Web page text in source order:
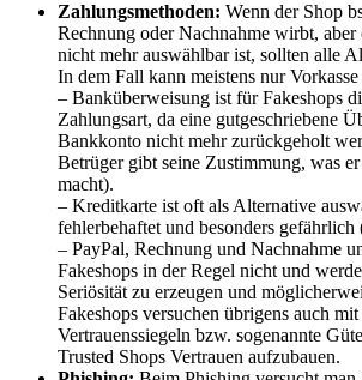
Zahlungsmethoden: Wenn der Shop
Rechnung oder Nachnahme wirbt, aber
nicht mehr auswählbar ist, sollten alle
In dem Fall kann meistens nur
– Banküberweisung ist für Fakeshops
Zahlungsart, da eine gutgeschriebene
Bankkonto nicht mehr zurückgeholt
Betrüger gibt seine Zustimmung, was
macht).
– Kreditkarte ist oft als Alternative
fehlerbehaftet und besonders
– PayPal, Rechnung und Nachnahme
Fakeshops in der Regel nicht und
Seriösität zu erzeugen und
Fakeshops versuchen übrigens auch
Vertrauenssiegeln bzw. sogenannte
Trusted Shops Vertrauen aufzubauen.